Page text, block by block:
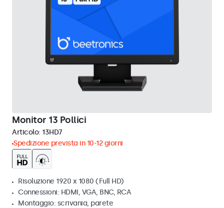
Monitor 13 Pollici
Articolo: 13HD7
Spedizione prevista in 10-12 giorni
Risoluzione 1920 x 1080 (Full HD)
Connessioni: HDMI, VGA, BNC, RCA
Montaggio: scrivania, parete